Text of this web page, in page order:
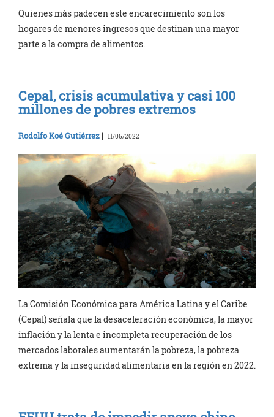
Quienes más padecen este encarecimiento son los
hogares de menores ingresos que destinan una mayor
parte a la compra de alimentos.
Cepal, crisis acumulativa y casi 100
millones de pobres extremos
Rodolfo Koé Gutiérrez | 11/06/2022
La Comisión Económica para América Latina y el Caribe
(Cepal) señala que la desaceleración económica, la mayor
inflación y la lenta e incompleta recuperación de los
mercados laborales aumentarán la pobreza, la pobreza
extrema y la inseguridad alimentaria en la región en 2022.